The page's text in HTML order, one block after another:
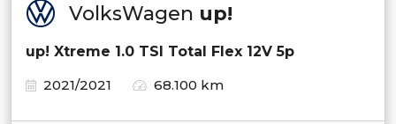
VolksWagen up!
up! Xtreme 1.0 TSI Total Flex 12V 5p
2021/2021
68.100 km